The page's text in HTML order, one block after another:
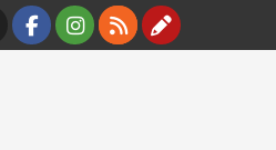
Facebook
Instagram
RSS